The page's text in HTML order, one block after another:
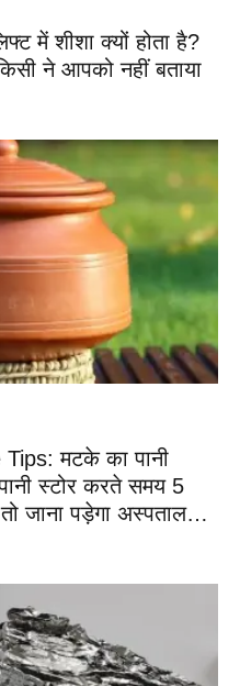
में शीशा क्यों होता है?
ने आपको नहीं बताया
मटके का पानी
स्टोर करते समय 5
जाना पड़ेगा अस्पताल…